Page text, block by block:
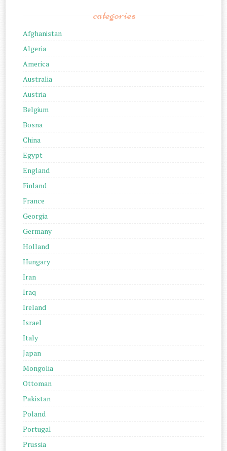
categories
Afghanistan
Algeria
America
Australia
Austria
Belgium
Bosna
China
Egypt
England
Finland
France
Georgia
Germany
Holland
Hungary
Iran
Iraq
Ireland
Israel
Italy
Japan
Mongolia
Ottoman
Pakistan
Poland
Portugal
Prussia